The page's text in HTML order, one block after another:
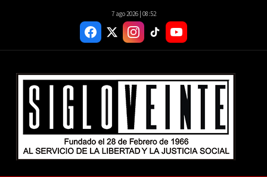
7 ago 2026 | 08:52